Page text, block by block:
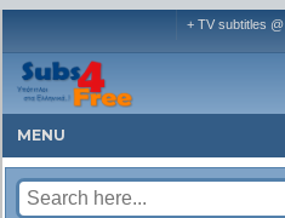
+ TV subtitles @
MENU